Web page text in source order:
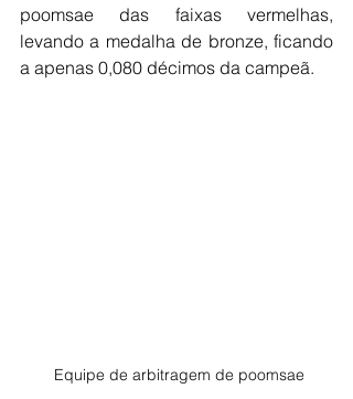
poomsae das faixas vermelhas,
levando a medalha de bronze, ficando
a apenas 0,080 décimos da campeã.
Equipe de arbitragem de poomsae